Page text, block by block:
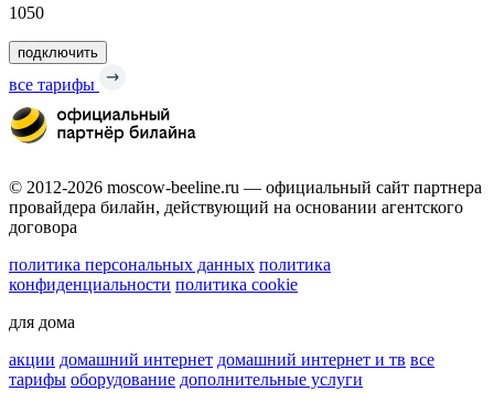
1050
подключить
все тарифы
© 2012-2026 moscow-beeline.ru — официальный сайт партнера
провайдера билайн, действующий на основании агентского
договора
политика персональных данных политика
конфиденциальности политика cookie
для дома
акции домашний интернет домашний интернет и тв все
тарифы оборудование дополнительные услуги